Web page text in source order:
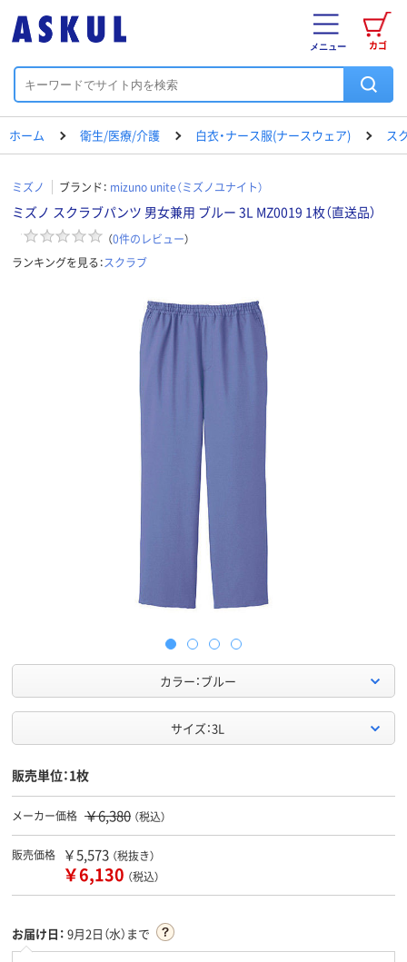
カゴ
メニュー
ホーム 衛生/医療/介護 白衣・ナース服(ナースウェア) ス
ミズノ ブランド： mizuno unite（ミズノユナイト）
ミズノ スクラブパンツ 男女兼用 ブルー 3L MZ0019 1枚（直送品）
（0件のレビュー）
ランキングを見る：スクラブ
カラー：ブルー
サイズ：3L
販売単位：1枚
メーカー価格 ￥6,380 （税込）
販売価格 ￥5,573 （税抜き）
￥6,130 （税込）
お届け日： 9月2日（水）まで